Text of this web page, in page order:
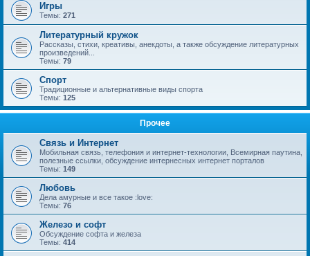
Игры
Темы: 271
Литературный кружок
Рассказы, стихи, креативы, анекдоты, а также обсуждение литературных
произведений...
Темы: 79
Спорт
Традиционные и альтернативные виды спорта
Темы: 125
Прочее
Связь и Интернет
Мобильная связь, телефония и интернет-технологии, Всемирная паутина,
полезные ссылки, обсуждение интернесных интернет порталов
Темы: 149
Любовь
Дела амурные и все такое :love:
Темы: 76
Железо и софт
Обсуждение софта и железа
Темы: 414